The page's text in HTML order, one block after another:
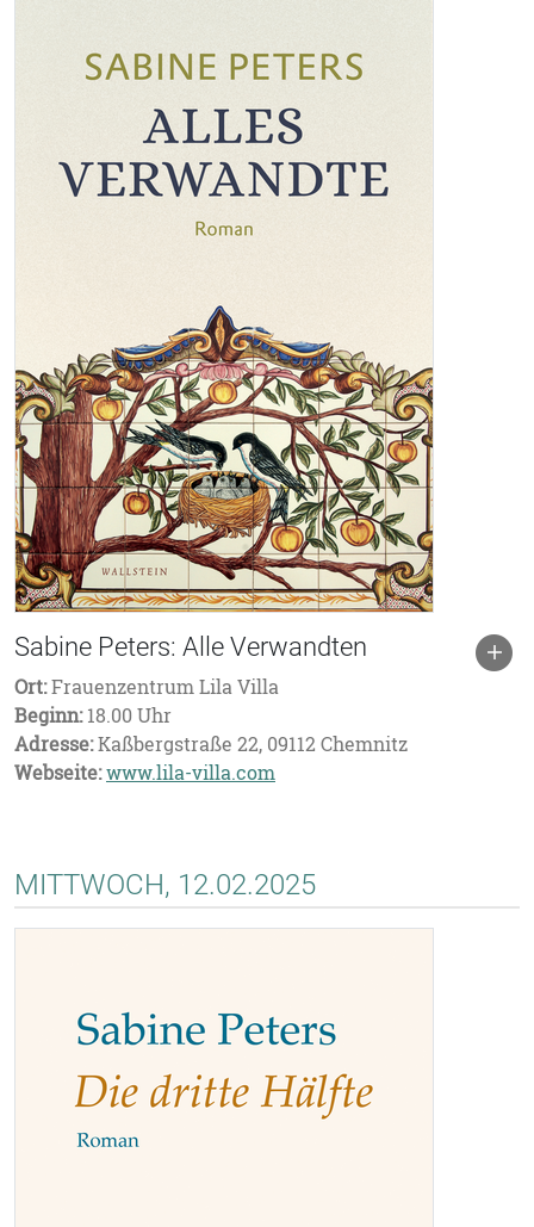
Sabine Peters: Alle Verwandten
Ort:Frauenzentrum Lila Villa
Beginn:18.00 Uhr
Adresse:Kaßbergstraße 22, 09112 Chemnitz
Webseite:www.lila-villa.com
MITTWOCH, 12.02.2025